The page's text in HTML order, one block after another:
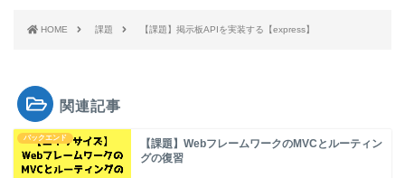
HOME 課題 【課題】掲示板APIを実装する【express】
関連記事
バックエンド
【課題】WebフレームワークのMVCとルーティン
グの復習